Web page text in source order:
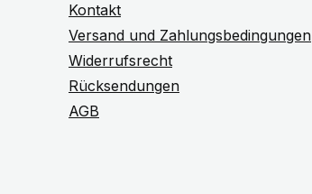
Kontakt
Versand und Zahlungsbedingungen
Widerrufsrecht
Rücksendungen
AGB